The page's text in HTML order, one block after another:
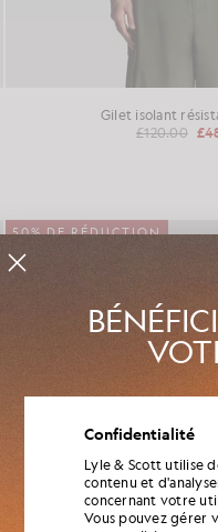
Gilet isolant
£120.00
50% DE RÉDUCTION
Confidentialité
Lyle & Scott utilise
contenu et
concernant votre
Vous pouvez gérer
Rejoignez le Club
de la saison, les
qu’un